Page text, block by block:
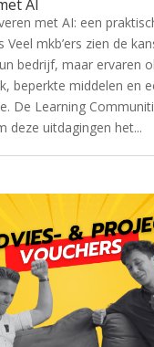
AI
met AI: een
Veel mkb’ers zien de
bedrijf, maar ervaren
beperkte middelen en
De Learning
deze uitdagingen het...